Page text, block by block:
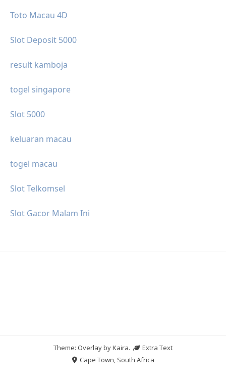
Toto Macau 4D
Slot Deposit 5000
result kamboja
togel singapore
Slot 5000
keluaran macau
togel macau
Slot Telkomsel
Slot Gacor Malam Ini
Theme: Overlay byKaira.
Extra Text
Cape Town, South Africa